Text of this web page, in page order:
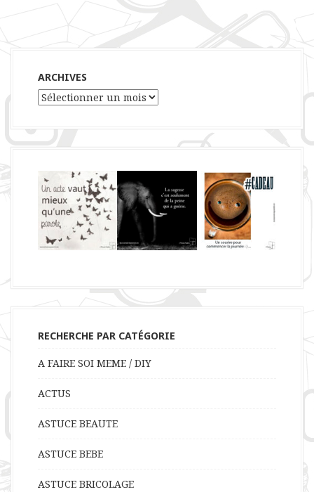
ARCHIVES
Archives
RECHERCHE PAR CATÉGORIE
A FAIRE SOI MEME / DIY
ACTUS
ASTUCE BEAUTE
ASTUCE BEBE
ASTUCE BRICOLAGE